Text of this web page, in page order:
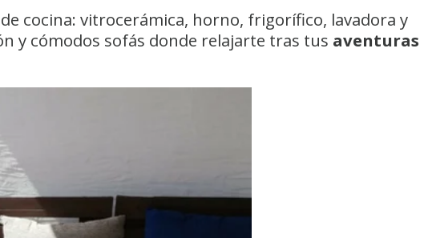
cocina: vitrocerámica, horno, frigorífico, lavadora y
y cómodos sofás donde relajarte tras tus aventuras